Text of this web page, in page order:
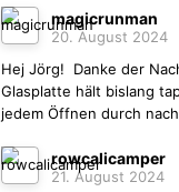
magicrunman
20. August 2024
Hej Jörg! Danke der
Glasplatte hält bislang
jedem Öffnen durch
rowcalicamper
21. August 2024